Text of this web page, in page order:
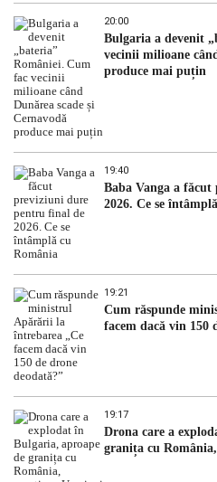
20:00
Bulgaria a devenit
vecinii milioane
produce mai puțin
19:40
Baba Vanga a
2026. Ce se
19:21
Cum răspunde
facem dacă vin 150
19:17
Drona care a
granița cu